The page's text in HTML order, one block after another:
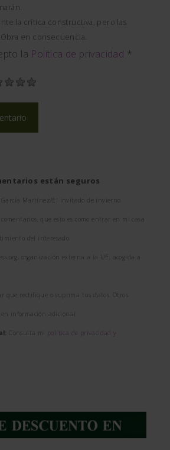
la crítica constructiva, pero las
en consecuencia.
la Política de privacidad *
están seguros
Martínez/El invitado de invierno
que esto es como entrar en mi casa
del interesado
organización externa a la UE, acogida a
que rectifique o suprima tus datos. Otros
en información adicional
Consulta mi política de privacidad y